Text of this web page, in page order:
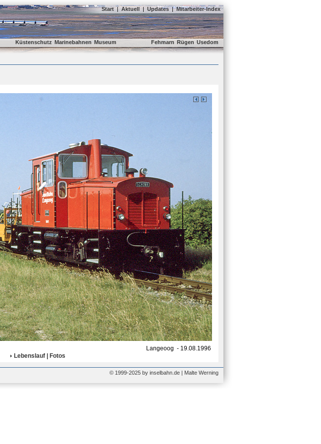
Start | Aktuell | Updates | Mitarbeiter-Index
Küstenschutz Marinebahnen Museum Fehmarn Rügen Usedom
Langeoog - 19.08.1996
Lebenslauf | Fotos
© 1999-2025 by inselbahn.de | Malte Werning